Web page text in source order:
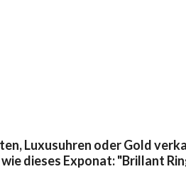
Luxusuhren oder Gold
dieses Exponat: "Brillant